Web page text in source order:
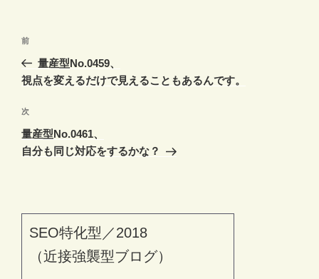
投
ナ
ゲ
ー
シ
前
の
投
前
量産型No.0459、
視点を変えるだけで見えることもあるんです。
次
の
投
次
量産型No.0461、
自分も同じ対応をするかな？
SEO特化型／2018
（近接強襲型ブログ）